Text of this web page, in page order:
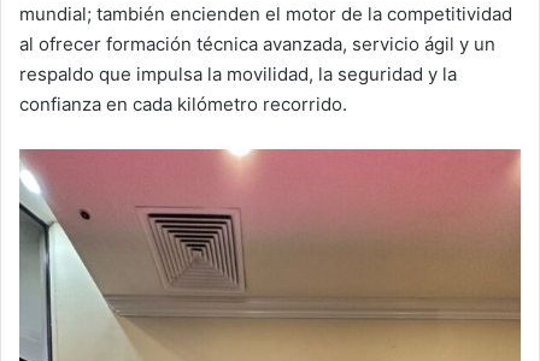
mundial; también encienden el motor de la competitividad
al ofrecer formación técnica avanzada, servicio ágil y un
respaldo que impulsa la movilidad, la seguridad y la
confianza en cada kilómetro recorrido.